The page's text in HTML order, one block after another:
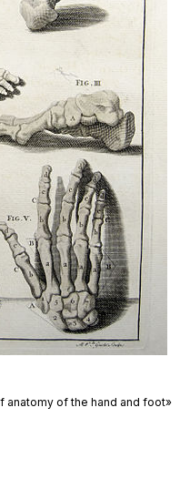
anatomy of the hand and foot»